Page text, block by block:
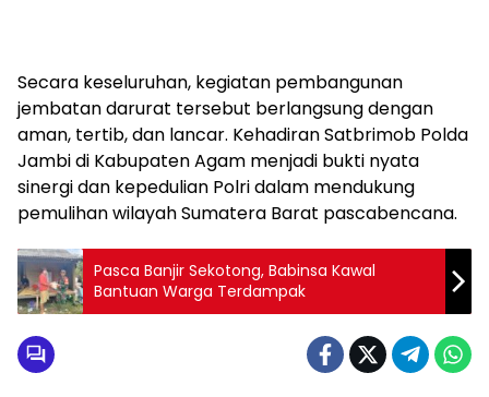
Secara keseluruhan, kegiatan pembangunan
jembatan darurat tersebut berlangsung dengan
aman, tertib, dan lancar. Kehadiran Satbrimob Polda
Jambi di Kabupaten Agam menjadi bukti nyata
sinergi dan kepedulian Polri dalam mendukung
pemulihan wilayah Sumatera Barat pascabencana.
Pasca Banjir Sekotong, Babinsa Kawal
Bantuan Warga Terdampak